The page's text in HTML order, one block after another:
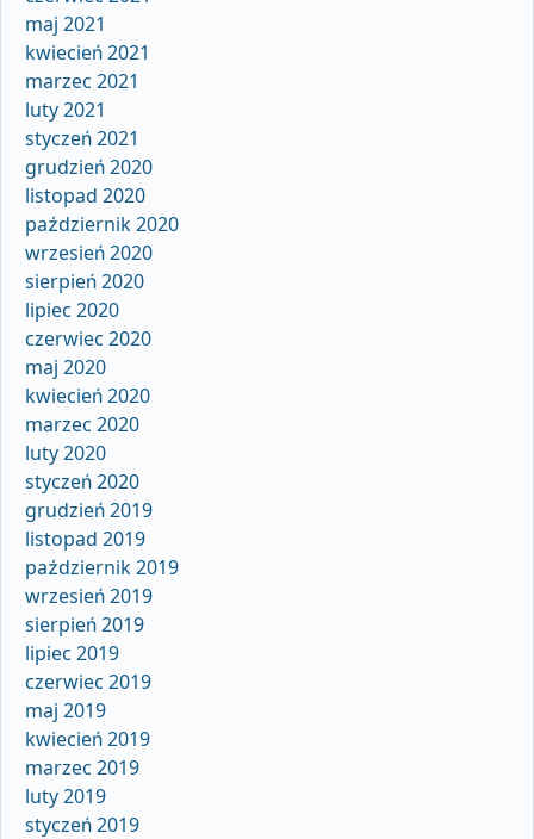
maj 2021
kwiecień 2021
marzec 2021
luty 2021
styczeń 2021
grudzień 2020
listopad 2020
październik 2020
wrzesień 2020
sierpień 2020
lipiec 2020
czerwiec 2020
maj 2020
kwiecień 2020
marzec 2020
luty 2020
styczeń 2020
grudzień 2019
listopad 2019
październik 2019
wrzesień 2019
sierpień 2019
lipiec 2019
czerwiec 2019
maj 2019
kwiecień 2019
marzec 2019
luty 2019
styczeń 2019